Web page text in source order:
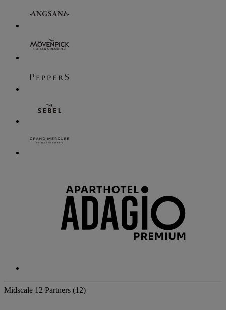
Midscale 12 Partners (12)